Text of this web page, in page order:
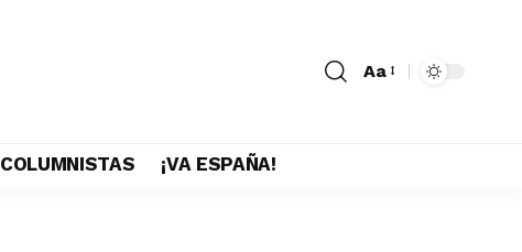
Aa
COLUMNISTAS ¡VA ESPAÑA!